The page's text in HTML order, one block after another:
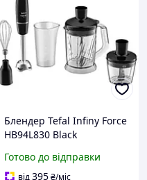
Блендер Tefal Infiny Force
HB94L830 Black
Готово до відправки
від395₴/міс